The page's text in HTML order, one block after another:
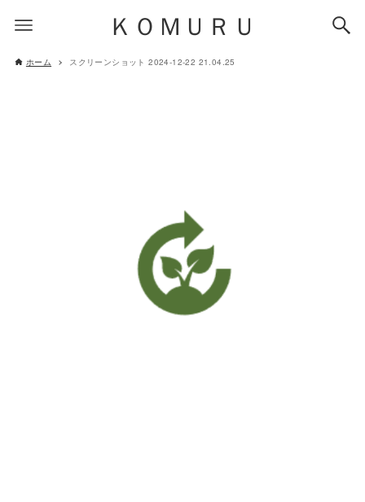
ＫＯＭＵＲＵ
ホーム スクリーンショット 2024-12-22 21.04.25